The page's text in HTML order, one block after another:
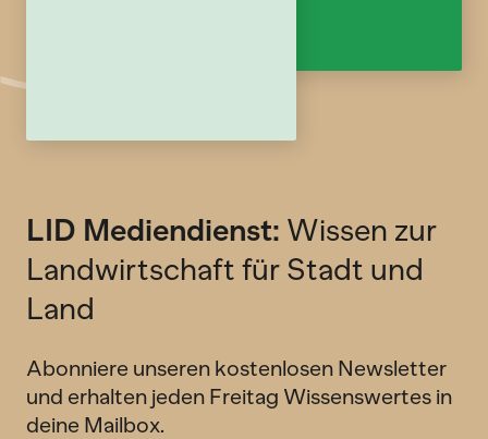
LID Mediendienst: Wissen zur
Landwirtschaft für Stadt und
Land
Abonniere unseren kostenlosen Newsletter
und erhalten jeden Freitag Wissenswertes in
deine Mailbox.